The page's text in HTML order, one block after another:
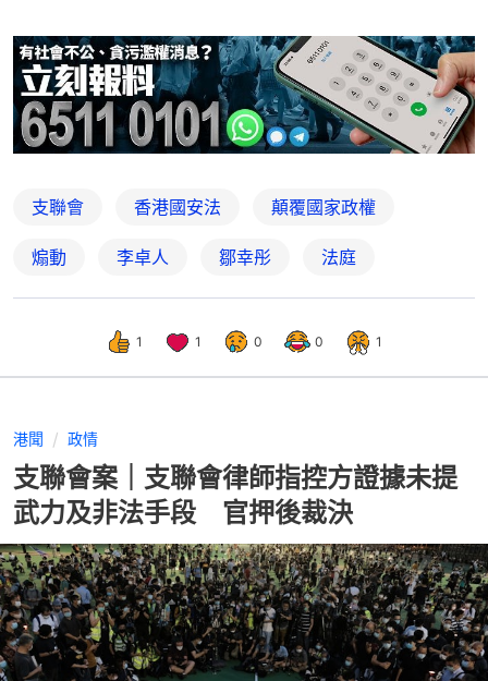
支聯會 香港國安法 顛覆國家政權
煽動 李卓人 鄒幸彤 法庭
1 1 0 0 1
港聞 政情
支聯會案｜支聯會律師指控方證據未提
武力及非法手段 官押後裁決